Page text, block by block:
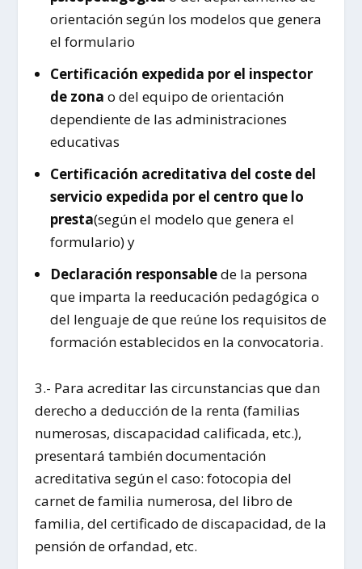
orientación según los modelos que genera
el formulario
Certificación expedida por el inspector
de zona o del equipo de orientación
dependiente de las administraciones
educativas
Certificación acreditativa del coste del
servicio expedida por el centro que lo
presta(según el modelo que genera el
formulario) y
Declaración responsablede la persona
que imparta la reeducación pedagógica o
del lenguaje de que reúne los requisitos de
formación establecidos en la convocatoria.
3.- Para acreditar las circunstancias que dan
derecho a deducción de la renta (familias
numerosas, discapacidad calificada, etc.),
presentará también documentación
acreditativa según el caso: fotocopia del
carnet de familia numerosa, del libro de
familia, del certificado de discapacidad, de la
pensión de orfandad, etc.